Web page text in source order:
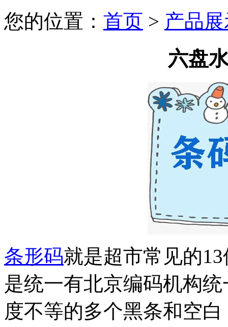
您的位置： 首页 > 产品
六盘
条形码就是超市常见的
是统一有北京编码机构
度不等的多个黑条和空